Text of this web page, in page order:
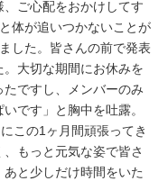
ご心配をおかけしてす
体が追いつかないことが
した。皆さんの前で発表
大切な期間にお休みを
ですし、メンバーのみ
です」と胸中を吐露。
この1ヶ月間頑張ってき
もっと元気な姿で皆さ
と少しだけ時間をいた